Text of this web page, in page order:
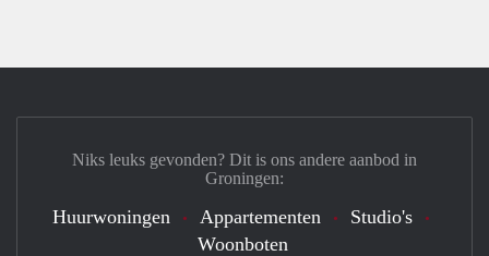
Niks leuks gevonden? Dit is ons andere aanbod in
Groningen:
Huurwoningen Appartementen
Studio's
Woonboten